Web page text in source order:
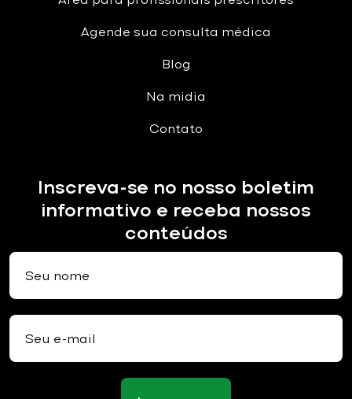
Agende sua consulta médica
Blog
Na midia
Contato
Inscreva-se no nosso boletim
informativo e receba nossos
conteúdos